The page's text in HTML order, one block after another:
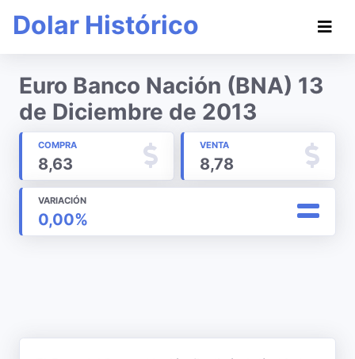
Dolar Histórico
Euro Banco Nación (BNA) 13
de Diciembre de 2013
COMPRA
8,63
VENTA
8,78
VARIACIÓN
0,00%